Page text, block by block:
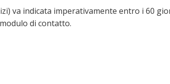
va indicata imperativamente entro i 60
di contatto.